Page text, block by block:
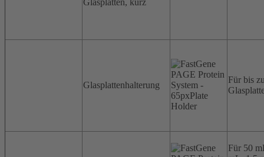
Glasplatten, kurz
Glasplattenhalterung
Für bis
Für 50